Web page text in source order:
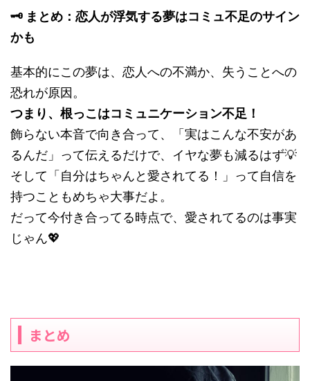
🗝 まとめ：恋人が浮気する夢はコミュ不足のサイン
かも
基本的にこの夢は、恋人への不満か、失うことへの
恐れが原因。
つまり、根っこはコミュニケーション不足！
飾らない本音で向き合って、「実はこんな不安があ
るんだ」って伝えるだけで、イヤな夢も減るはず💡
そして「自分はちゃんと愛されてる！」って自信を
持つこともめちゃ大事だよ。
だって今付き合ってる時点で、愛されてるのは事実
じゃん💖
まとめ